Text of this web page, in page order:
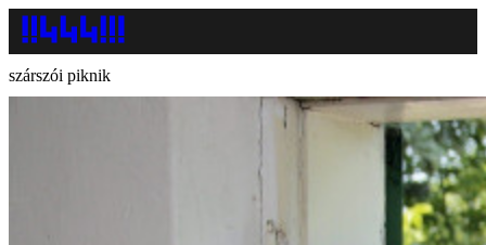
szárszói piknik